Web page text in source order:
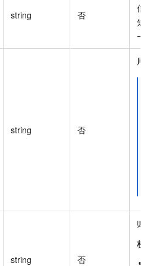
string 否
信
短
一
string 否
用
string 否
账
枚